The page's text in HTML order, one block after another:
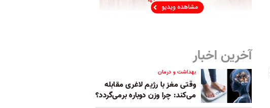
آخرین اخبار
بهداشت و درمان
وقتی مغز با رژیم لاغری مقابله
می‌کند: چرا وزن دوباره برمی‌گردد؟